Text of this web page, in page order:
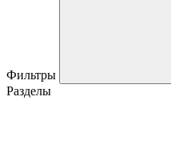
Фильтры
Разделы